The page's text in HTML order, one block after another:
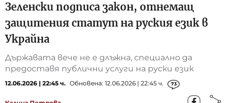
Зеленски подписа закон, отнемащ
защитения статут на руския език в
Украйна
Държавата вече не е длъжна, специално да
предоставя публични услуги на руски език
12.06.2026 | 22:45 ч. Обновена: 12.06.2026 | 22:45 ч. 73